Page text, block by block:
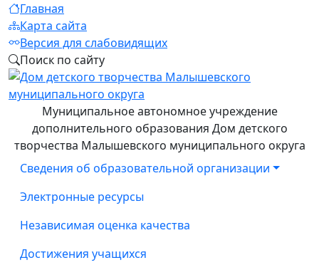
Главная
Карта сайта
Версия для слабовидящих
Поиск по сайту
Муниципальное автономное учреждение
дополнительного образования Дом детского
творчества Малышевского муниципального округа
Сведения об образовательной организации
Электронные ресурсы
Независимая оценка качества
Достижения учащихся